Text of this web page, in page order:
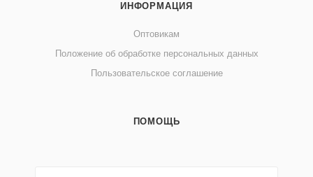
ИНФОРМАЦИЯ
Оптовикам
Положение об обработке персональных данных
Пользовательское соглашение
ПОМОЩЬ